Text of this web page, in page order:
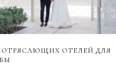
ОТЕЛЕЙ ДЛЯ